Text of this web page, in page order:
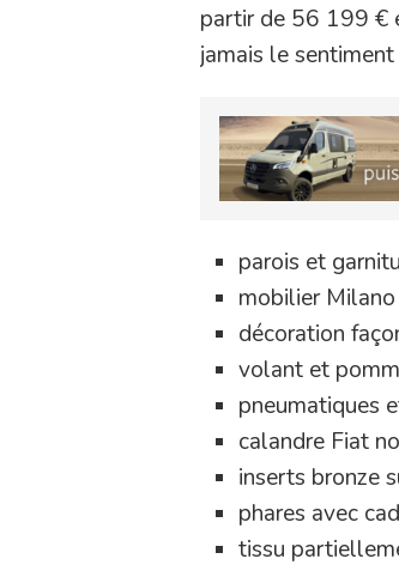
partir de 56 199 €
jamais le
parois et
mobilier
décoration
volant et
pneumatiques
calandre Fiat
inserts bronze
phares avec
tissu